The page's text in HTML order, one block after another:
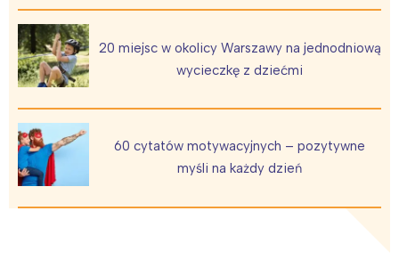
20 miejsc w okolicy Warszawy na jednodniową
wycieczkę z dziećmi
60 cytatów motywacyjnych – pozytywne
myśli na każdy dzień